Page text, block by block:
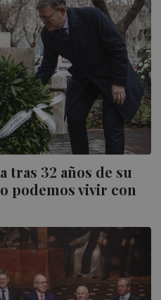
tras 32 años de su
podemos vivir con